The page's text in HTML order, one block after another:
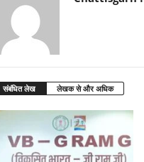
संबंधित लेख लेखक से और अधिक